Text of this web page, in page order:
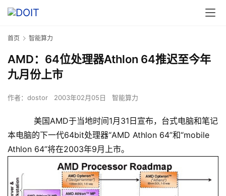
首页 智能算力
AMD：64位处理器Athlon 64推迟至今年
九月份上市
作者： dostor 2003年02月05日 智能算力
美国AMD于当地时间1月31日宣布，台式电脑和笔记
本电脑的下一代64bit处理器“AMD Athlon 64”和“mobile
Athlon 64”将在2003年9月上市。